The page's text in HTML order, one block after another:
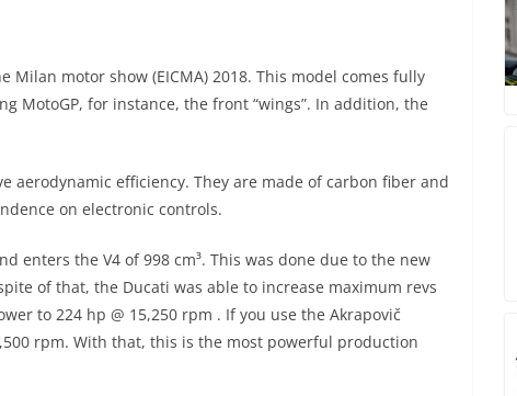
Milan motor show (EICMA) 2018. This model comes fully
MotoGP, for instance, the front “wings”. In addition, the
aerodynamic efficiency. They are made of carbon fiber and
on electronic controls.
enters the V4 of 998 cm³. This was done due to the new
of that, the Ducati was able to increase maximum revs
to 224 hp @ 15,250 rpm . If you use the Akrapovič
rpm. With that, this is the most powerful production